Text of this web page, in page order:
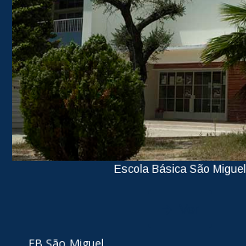
Escola Básica São Miguel
EB São Miguel